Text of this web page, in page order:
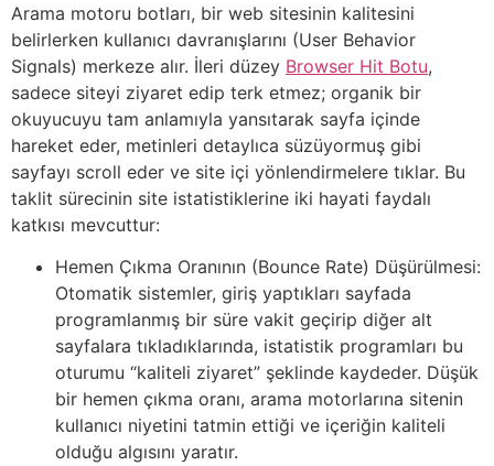
Arama motoru botları, bir web sitesinin kalitesini
belirlerken kullanıcı davranışlarını (User Behavior
Signals) merkeze alır. İleri düzey Browser Hit Botu,
sadece siteyi ziyaret edip terk etmez; organik bir
okuyucuyu tam anlamıyla yansıtarak sayfa içinde
hareket eder, metinleri detaylıca süzüyormuş gibi
sayfayı scroll eder ve site içi yönlendirmelere tıklar. Bu
taklit sürecinin site istatistiklerine iki hayati faydalı
katkısı mevcuttur:
Hemen Çıkma Oranının (Bounce Rate) Düşürülmesi:
Otomatik sistemler, giriş yaptıkları sayfada
programlanmış bir süre vakit geçirip diğer alt
sayfalara tıkladıklarında, istatistik programları bu
oturumu “kaliteli ziyaret” şeklinde kaydeder. Düşük
bir hemen çıkma oranı, arama motorlarına sitenin
kullanıcı niyetini tatmin ettiği ve içeriğin kaliteli
olduğu algısını yaratır.